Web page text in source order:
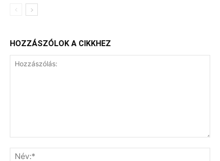
HOZZÁSZÓLOK A CIKKHEZ